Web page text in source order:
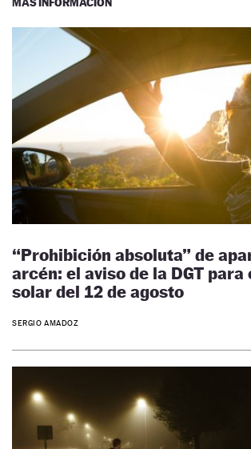
“Prohibición absoluta” de
arcén: el aviso de la DGT
solar del 12 de agosto
SERGIO AMADOZ